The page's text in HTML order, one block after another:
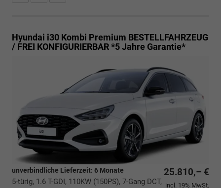
Hyundai i30 Kombi Premium BESTELLFAHRZEUG
/ FREI KONFIGURIERBAR *5 Jahre Garantie*
25.810,– €
incl. 19% MwSt.
unverbindliche Lieferzeit: 6 Monate
5-türig, 1.6 T-GDI, 110KW (150PS), 7-Gang DCT,